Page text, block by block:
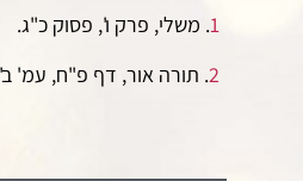
1. משלי, פרק ו', פסוק כ"ג.
2. תורה אור, דף פ"ח, עמ'